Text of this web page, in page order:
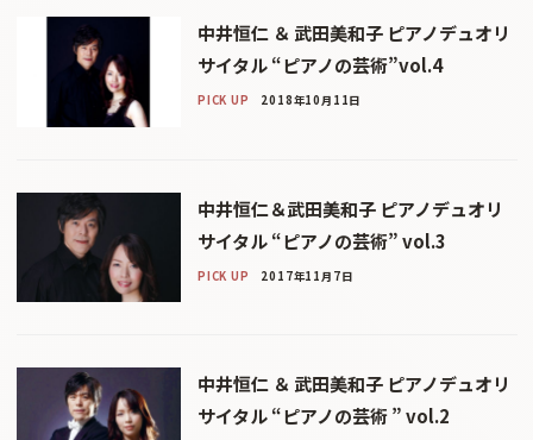
中井恒仁 ＆ 武田美和子 ピアノデュオリ
サイタル “ピアノの芸術”vol.4
PICK UP 2018年10月11日
中井恒仁＆武田美和子 ピアノデュオリ
サイタル “ピアノの芸術” vol.3
PICK UP 2017年11月7日
中井恒仁 ＆ 武田美和子 ピアノデュオリ
サイタル “ピアノの芸術 ” vol.2